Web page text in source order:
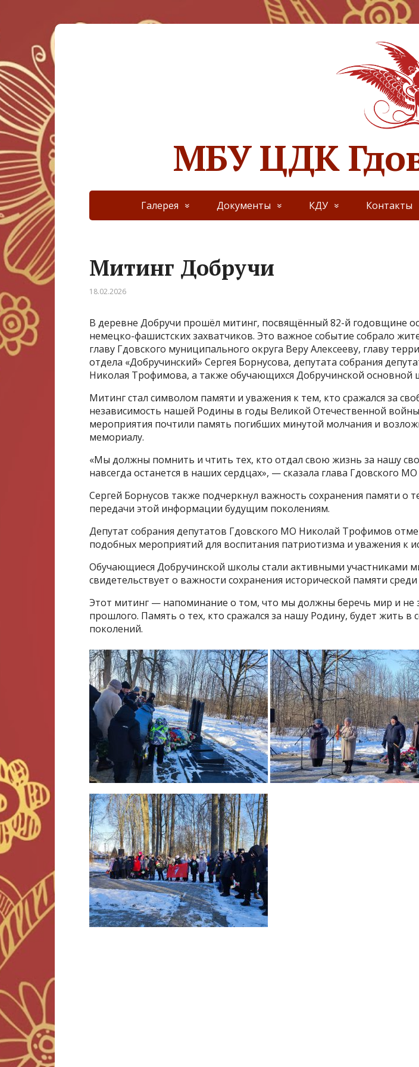
МБУ ЦДК
Галерея Документы КДУ Контакты
Митинг Добручи
18.02.2026
В деревне Добручи прошёл митинг, посвящённый 82-й годовщине
немецко-фашистских захватчиков. Это важное событие собрало
главу Гдовского муниципального округа Веру Алексееву, главу
отдела «Добручинский» Сергея Борнусова, депутата собрания
Николая Трофимова, а также обучающихся Добручинской основной
Митинг стал символом памяти и уважения к тем, кто сражался за
независимость нашей Родины в годы Великой Отечественной
мероприятия почтили память погибших минутой молчания и
мемориалу.
«Мы должны помнить и чтить тех, кто отдал свою жизнь за нашу
навсегда останется в наших сердцах», — сказала глава Гдовского
Сергей Борнусов также подчеркнул важность сохранения памяти о
передачи этой информации будущим поколениям.
Депутат собрания депутатов Гдовского МО Николай Трофимов
подобных мероприятий для воспитания патриотизма и уважения к
Обучающиеся Добручинской школы стали активными участниками
свидетельствует о важности сохранения исторической памяти
Этот митинг — напоминание о том, что мы должны беречь мир и не
прошлого. Память о тех, кто сражался за нашу Родину, будет жить в
поколений.